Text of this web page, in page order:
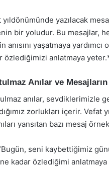
yıldönümünde yazılacak
bir yoludur. Bu mesajlar,
anısını yaşatmaya
özlediğimizi anlatmaya
Anılar ve
anılar, sevdiklerimizle
zorlukları içerir. Vefat
yansıtan bazı mesaj
seni kaybettiğimiz
kadar özlediğimi